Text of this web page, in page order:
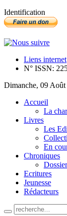
Identification
Liens internet
N° ISSN:
Dimanche, 09 Août
Accueil
La
Livres
Les
En
Chroniques
Ecritures
Jeunesse
Rédacteurs